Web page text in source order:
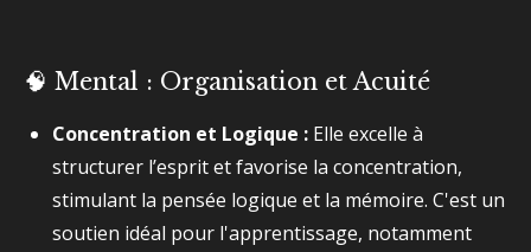
🧠 Mental : Organisation et Acuité
Concentration et Logique : Elle excelle à
structurer l’esprit et favorise la concentration,
stimulant la pensée logique et la mémoire. C'est un
soutien idéal pour l'apprentissage, notamment